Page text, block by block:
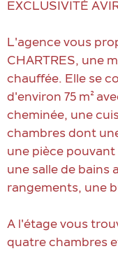
EXCLUSIVITÉ
L'agence vous
CHARTRES, une
chauffée. Elle se
d'environ 75 m²
cheminée, une
chambres dont
une pièce pouvant
une salle de bains
rangements, une
A l'étage vous
quatre chambres